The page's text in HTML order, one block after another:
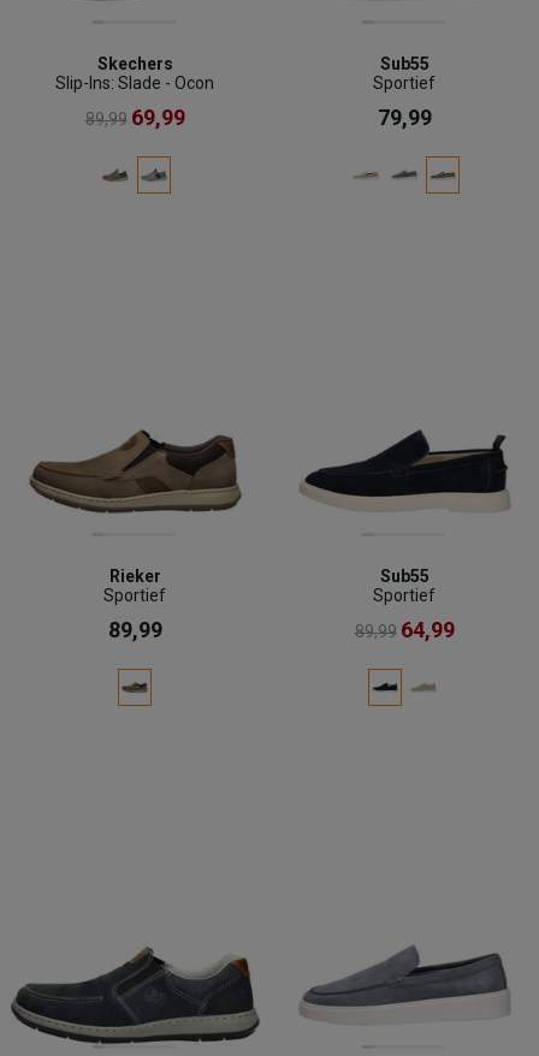
Skechers
Slip-Ins: Slade - Ocon
89,99 69,99
Sub55
Sportief
79,99
Rieker
Sportief
89,99
Sub55
Sportief
89,99 64,99